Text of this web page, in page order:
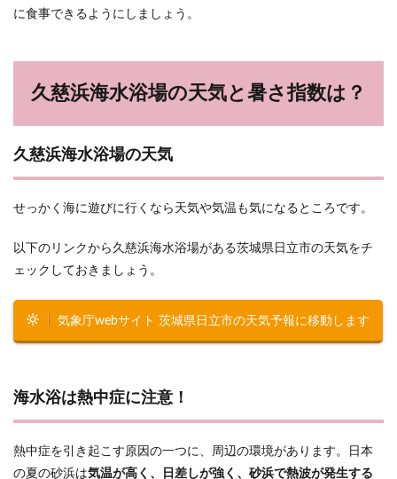
に食事できるようにしましょう。
久慈浜海水浴場の天気と暑さ指数は？
久慈浜海水浴場の天気
せっかく海に遊びに行くなら天気や気温も気になるところです。
以下のリンクから久慈浜海水浴場がある茨城県日立市の天気をチ
ェックしておきましょう。
気象庁webサイト 茨城県日立市の天気予報に移動します
海水浴は熱中症に注意！
熱中症を引き起こす原因の一つに、周辺の環境があります。日本
の夏の砂浜は気温が高く、日差しが強く、砂浜で熱波が発生する